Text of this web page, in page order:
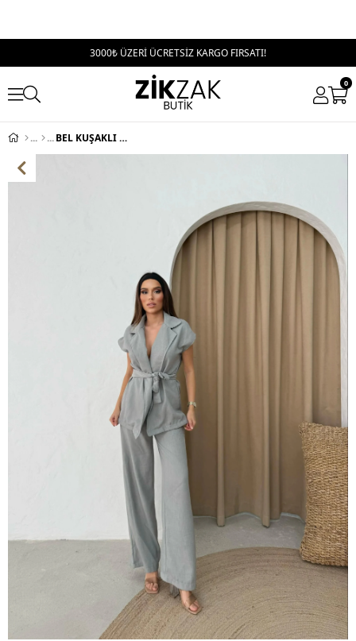
3000₺ ÜZERİ ÜCRETSİZ KARGO FIRSATI!
0
BEL KUŞAKLI YELEK VE PANTOLONLU İKİLİ TAKIM GRİ